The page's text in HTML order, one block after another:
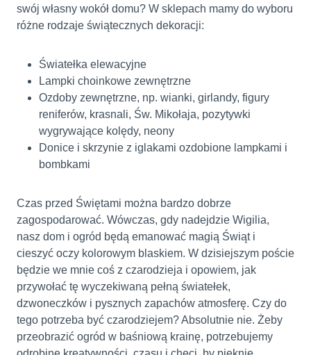
swój własny wokół domu? W sklepach mamy do wyboru
różne rodzaje świątecznych dekoracji:
Światełka elewacyjne
Lampki choinkowe zewnętrzne
Ozdoby zewnętrzne, np. wianki, girlandy, figury
reniferów, krasnali, Św. Mikołaja, pozytywki
wygrywające kolędy, neony
Donice i skrzynie z iglakami ozdobione lampkami i
bombkami
Czas przed Świętami można bardzo dobrze
zagospodarować. Wówczas, gdy nadejdzie Wigilia,
nasz dom i ogród będą emanować magią Świąt i
cieszyć oczy kolorowym blaskiem. W dzisiejszym poście
będzie we mnie coś z czarodzieja i opowiem, jak
przywołać tę wyczekiwaną pełną światełek,
dzwoneczków i pysznych zapachów atmosferę. Czy do
tego potrzeba być czarodziejem? Absolutnie nie. Żeby
przeobrazić ogród w baśniową krainę, potrzebujemy